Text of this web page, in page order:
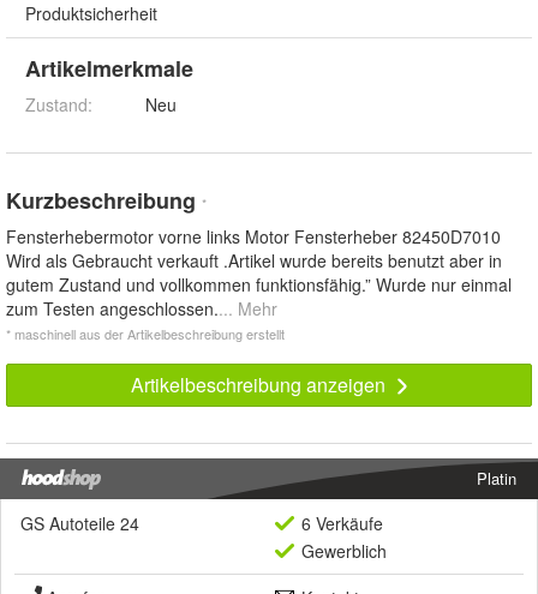
Produktsicherheit
Artikelmerkmale
Zustand: Neu
Kurzbeschreibung *
Fensterhebermotor vorne links Motor Fensterheber 82450D7010
Wird als Gebraucht verkauft .Artikel wurde bereits benutzt aber in
gutem Zustand und vollkommen funktionsfähig.” Wurde nur einmal
zum Testen angeschlossen.... Mehr
* maschinell aus der Artikelbeschreibung erstellt
Artikelbeschreibung anzeigen
Platin
GS Autoteile 24
6 Verkäufe
Gewerblich